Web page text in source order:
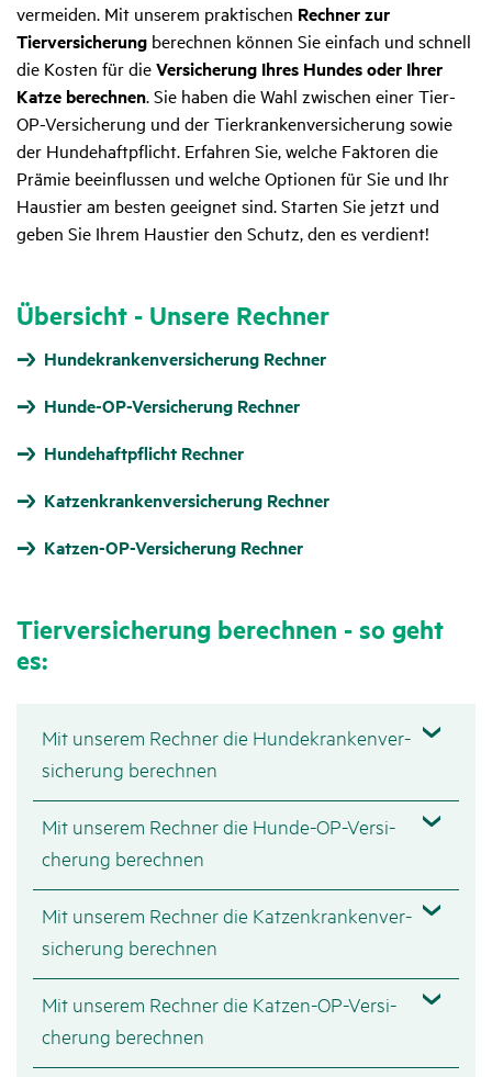
vermeiden. Mit unserem praktischen Rechner zur
Tierversicherung berechnen können Sie einfach und schnell
die Kosten für dieVersicherung Ihres Hundes oder Ihrer
Katze berechnen. Sie haben die Wahl zwischen einer Tier-
OP-Versicherung und der Tierkrankenversicherung sowie
der Hundehaftpflicht. Erfahren Sie, welche Faktoren die
Prämie beeinflussen und welche Optionen für Sie und Ihr
Haustier am besten geeignet sind. Starten Sie jetzt und
geben Sie Ihrem Haustier den Schutz, den es verdient!
Über­sicht - Unsere Rechner
Hundekrankenversicherung Rechner
Hunde-OP-Versicherung Rechner
Hundehaftpflicht Rechner
Katzenkrankenversicherung Rechner
Katzen-OP-Versicherung Rechner
Tier­ver­si­che­rung berechnen - so geht
es:
Mit unserem Rechner die Hunde­kran­ken­ver­
si­che­rung berechnen
Mit unserem Rechner die Hunde-OP-Versi­
che­rung berechnen
Mit unserem Rechner die Katzen­kran­ken­ver­
si­che­rung berechnen
Mit unserem Rechner die Katzen-OP-Versi­
che­rung berechnen